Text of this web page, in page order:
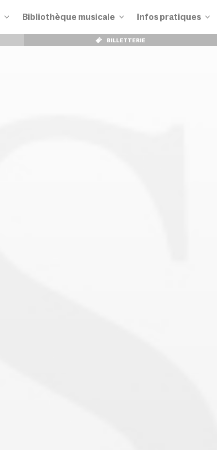
Bibliothèque musicale Infos pratiques
BILLETTERIE